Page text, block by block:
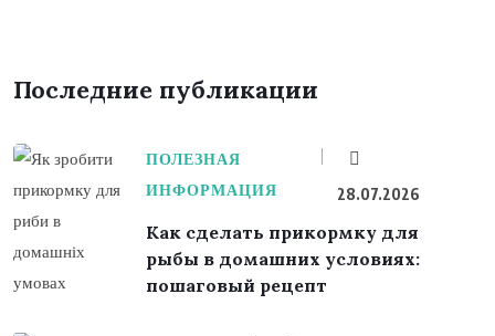
Последние публикации
ПОЛЕЗНАЯ
ИНФОРМАЦИЯ
28.07.2026
Как сделать прикормку для
рыбы в домашних условиях:
пошаговый рецепт